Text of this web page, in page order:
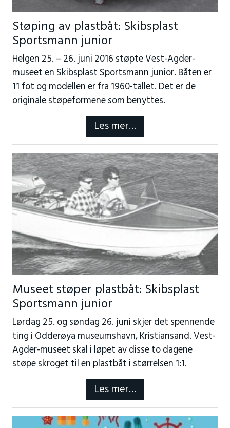
Støping av plastbåt: Skibsplast
Sportsmann junior
Helgen 25. – 26. juni 2016 støpte Vest-Agder-
museet en Skibsplast Sportsmann junior. Båten er
11 fot og modellen er fra 1960-tallet. Det er de
originale støpeformene som benyttes.
Les mer…
Museet støper plastbåt: Skibsplast
Sportsmann junior
Lørdag 25. og søndag 26. juni skjer det spennende
ting i Odderøya museumshavn, Kristiansand. Vest-
Agder-museet skal i løpet av disse to dagene
støpe skroget til en plastbåt i størrelsen 1:1.
Les mer…